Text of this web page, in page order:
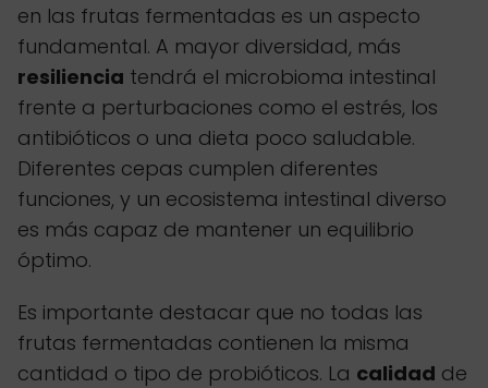
en las frutas fermentadas es un aspecto
fundamental. A mayor diversidad, más
resiliencia tendrá el microbioma intestinal
frente a perturbaciones como el estrés, los
antibióticos o una dieta poco saludable.
Diferentes cepas cumplen diferentes
funciones, y un ecosistema intestinal diverso
es más capaz de mantener un equilibrio
óptimo.
Es importante destacar que no todas las
frutas fermentadas contienen la misma
cantidad o tipo de probióticos. La calidad de